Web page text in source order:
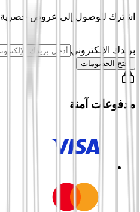
اشترك للوصول إلى عروض حصرية
بريدك الإلكتروني
افتح الخصومات
مدفوعات آمنة